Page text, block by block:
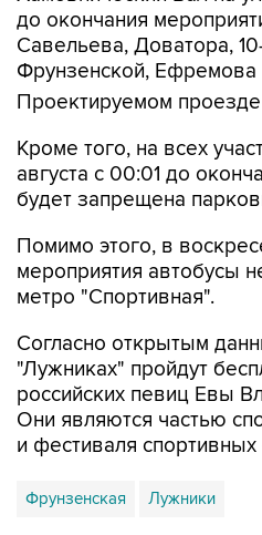
до окончания
Савельева, Доватора,
Фрунзенской, Ефремова
Проектируемом
Кроме того, на всех
августа с 00:01 до
будет запрещена
Помимо этого, в
мероприятия автобусы
метро "Спортивная".
Согласно открытым
"Лужниках" пройдут
российских певиц Евы
Они являются частью
и фестиваля
Фрунзенская Лужники